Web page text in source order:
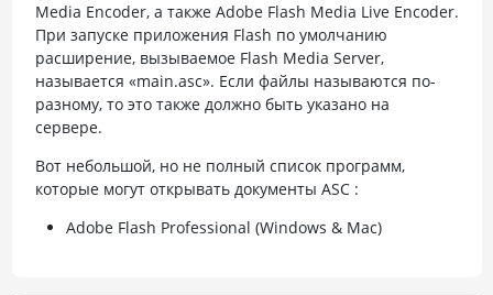
Media Encoder, а также Adobe Flash Media Live Encoder.
При запуске приложения Flash по умолчанию
расширение, вызываемое Flash Media Server,
называется «main.asc». Если файлы называются по-
разному, то это также должно быть указано на
сервере.
Вот небольшой, но не полный список программ,
которые могут открывать документы ASC :
Adobe Flash Professional (Windows & Mac)